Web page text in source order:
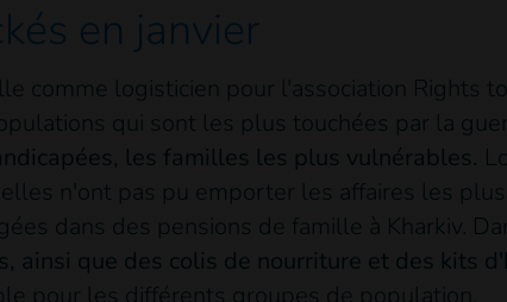
en janvier
comme logisticien pour l'association Rights
qui sont les plus touchées par la
les familles les plus vulnérables.
n'ont pas pu emporter les affaires les
dans des pensions de famille à Kharkiv.
ainsi que des colis de nourriture et des kits